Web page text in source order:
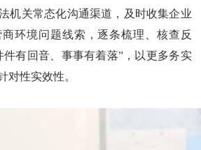
机关常态化沟通渠道，及时收集企业
环境问题线索，逐条梳理、核查反
件有回音、事事有着落”，以更多务实
对性实效性。